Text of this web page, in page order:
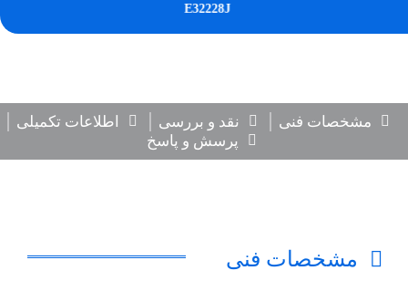
E32228J
مشخصات فنی نقد و بررسی
اطلاعات تکمیلی
پرسش و پاسخ
مشخصات فنی